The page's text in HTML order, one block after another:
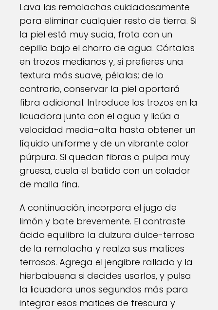
Lava las remolachas cuidadosamente
para eliminar cualquier resto de tierra. Si
la piel está muy sucia, frota con un
cepillo bajo el chorro de agua. Córtalas
en trozos medianos y, si prefieres una
textura más suave, pélalas; de lo
contrario, conservar la piel aportará
fibra adicional. Introduce los trozos en la
licuadora junto con el agua y licúa a
velocidad media-alta hasta obtener un
líquido uniforme y de un vibrante color
púrpura. Si quedan fibras o pulpa muy
gruesa, cuela el batido con un colador
de malla fina.
A continuación, incorpora el jugo de
limón y bate brevemente. El contraste
ácido equilibra la dulzura dulce-terrosa
de la remolacha y realza sus matices
terrosos. Agrega el jengibre rallado y la
hierbabuena si decides usarlos, y pulsa
la licuadora unos segundos más para
integrar esos matices de frescura y